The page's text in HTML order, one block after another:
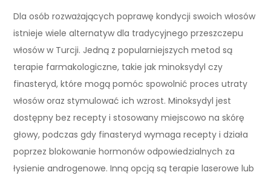
Dla osób rozważających poprawę kondycji swoich włosów
istnieje wiele alternatyw dla tradycyjnego przeszczepu
włosów w Turcji. Jedną z popularniejszych metod są
terapie farmakologiczne, takie jak minoksydyl czy
finasteryd, które mogą pomóc spowolnić proces utraty
włosów oraz stymulować ich wzrost. Minoksydyl jest
dostępny bez recepty i stosowany miejscowo na skórę
głowy, podczas gdy finasteryd wymaga recepty i działa
poprzez blokowanie hormonów odpowiedzialnych za
łysienie androgenowe. Inną opcją są terapie laserowe lub